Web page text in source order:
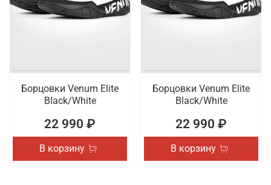
Борцовки Venum Elite
Black/White
22 990 ₽
В корзину
Борцовки Venum Elite
Black/White
22 990 ₽
В корзину